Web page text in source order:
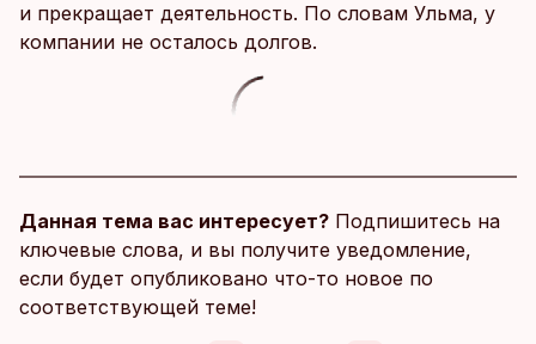
и прекращает деятельность. По словам Ульма, у
компании не осталось долгов.
Данная тема вас интересует? Подпишитесь на
ключевые слова, и вы получите уведомление,
если будет опубликовано что-то новое по
соответствующей теме!